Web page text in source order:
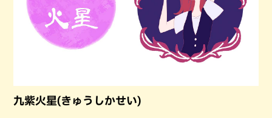
九紫火星(きゅうしかせい)